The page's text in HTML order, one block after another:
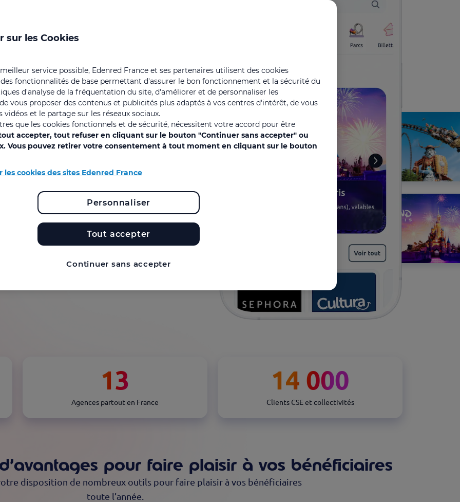
billetterie, logiciel
à vos bénéficiaires
13
Agences partout en France
14 000
Clients CSE et collectivités
pour faire plaisir à vos bénéficiaires
disposition de nombreux outils pour faire plaisir à vos bénéficiaires
toute l’année.
sur les Cookies
service possible, Edenred France et ses partenaires utilisent des cookies
fonctionnalités de base permettant d'assurer le bon fonctionnement et la sécurité du
d'analyse de la fréquentation du site, d'améliorer et de personnaliser les
vous proposer des contenus et publicités plus adaptés à vos centres d'intérêt, de vous
et le partage sur les réseaux sociaux.
que les cookies fonctionnels et de sécurité, nécessitent votre accord pour être
accepter, tout refuser en cliquant sur le bouton "Continuer sans accepter" ou
Vous pouvez retirer votre consentement à tout moment en cliquant sur le bouton
cookies des sites Edenred France
Continuer sans accepter
Tout accepter
Personnaliser